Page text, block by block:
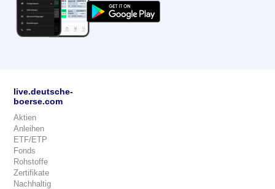
live.deutsche-
boerse.com
Aktien
Anleihen
ETF/ETP
Fonds
Rohstoffe
Zertifikate
Nachhaltig